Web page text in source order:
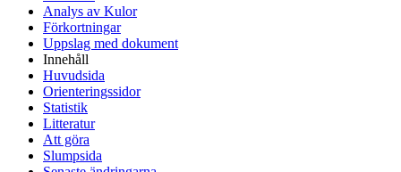
Analys av Kulor
Förkortningar
Uppslag med dokument
Innehåll
Huvudsida
Orienteringssidor
Statistik
Litteratur
Att göra
Slumpsida